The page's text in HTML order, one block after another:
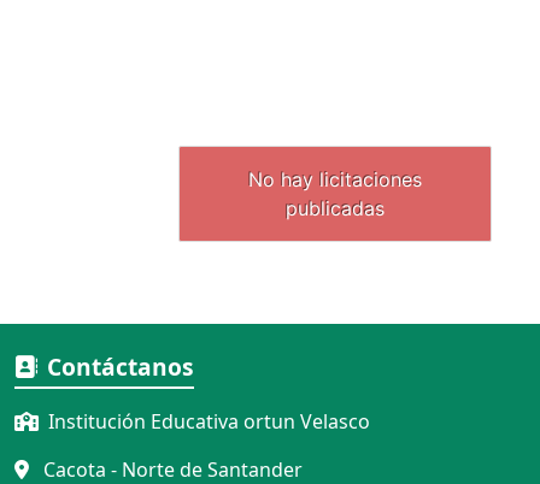
Contáctanos
Institución Educativa ortun Velasco
Cacota - Norte de Santander